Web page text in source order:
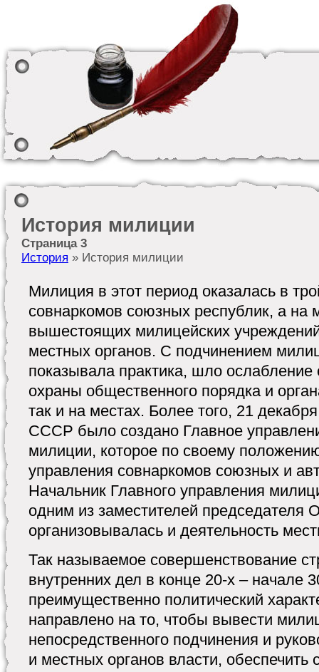
История милиции
Страница 3
История » История милиции
Милиция в этот период оказалась в
совнаркомов союзных республик, а на
вышестоящих милицейских
местных органов. С подчинением
показывала практика, шло
охраны общественного порядка и
так и на местах. Более того, 21
СССР было создано Главное
милиции, которое по своему
управления совнаркомов союзных и
Начальник Главного управления
одним из заместителей председателя
организовывалась и деятельность
Так называемое совершенствование
внутренних дел в конце 20-х – начале
преимущественно политический
направлено на то, чтобы вывести
непосредственного подчинения и
и местных органов власти, обеспечить